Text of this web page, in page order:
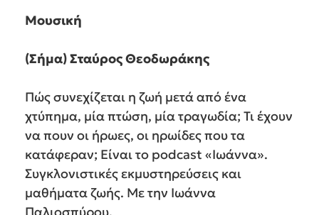
Μουσική
(Σήμα) Σταύρος Θεοδωράκης
Πώς συνεχίζεται η ζωή μετά από ένα
χτύπημα, μία πτώση, μία τραγωδία; Τι έχουν
να πουν οι ήρωες, οι ηρωίδες που τα
κατάφεραν; Είναι το podcast «Ιωάννα».
Συγκλονιστικές εκμυστηρεύσεις και
μαθήματα ζωής. Με την Ιωάννα